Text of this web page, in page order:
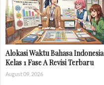
Alokasi Waktu Bahasa Indonesia
Kelas 1 Fase A Revisi Terbaru
August 09, 2026